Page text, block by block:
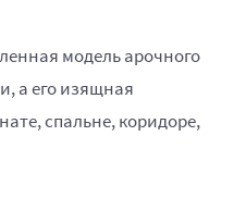
модель арочного
а его изящная
спальне, коридоре,